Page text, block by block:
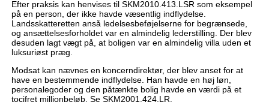
Efter praksis kan henvises til SKM2010.413.LSR som eksempel
på en person, der ikke havde væsentlig indflydelse.
Landsskatteretten anså ledelsesbeføjelserne for begrænsede,
og ansættelsesforholdet var en almindelig lederstilling. Der blev
desuden lagt vægt på, at boligen var en almindelig villa uden et
luksuriøst præg.
Modsat kan nævnes en koncerndirektør, der blev anset for at
have en bestemmende indflydelse. Han havde en høj løn,
personalegoder og den påtænkte bolig havde en værdi på et
tocifret millionbeløb. Se SKM2001.424.LR.